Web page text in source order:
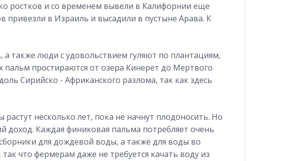
ростков и со временем вывели в Калифорнии еще
привезли в Израиль и высадили в пустыне Арава. К
а также люди с удовольствием гуляют по плантациям,
простираются от озера Кинерет до Мертвого
Сирийско - Африканского разлома, так как здесь
несколько лет, пока не начнут плодоносить. Но
Каждая финиковая пальма потребляет очень
для дождевой воды, а также для воды во
что фермерам даже не требуется качать воду из